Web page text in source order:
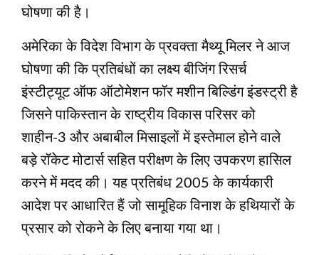
घोषणा की है।
अमेरिका के विदेश विभाग के प्रवक्ता मैथ्यू मिलर ने आज
घोषणा की कि प्रतिबंधों का लक्ष्य बीजिंग रिसर्च
इंस्टीट्यूट ऑफ ऑटोमेशन फॉर मशीन बिल्डिंग इंडस्ट्री है
जिसने पाकिस्तान के राष्ट्रीय विकास परिसर को
शाहीन-3 और अबाबील मिसाइलों में इस्तेमाल होने वाले
बड़े रॉकेट मोटार्स सहित परीक्षण के लिए उपकरण हासिल
करने में मदद की। यह प्रतिबंध 2005 के कार्यकारी
आदेश पर आधारित हैं जो सामूहिक विनाश के हथियारों के
प्रसार को रोकने के लिए बनाया गया था।